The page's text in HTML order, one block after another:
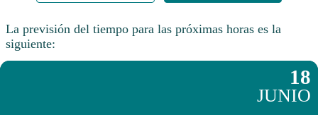
La previsión del tiempo para las próximas horas es la
siguiente:
18
JUNIO